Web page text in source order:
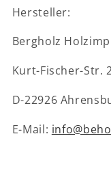
Hersteller:
Bergholz
Kurt-Fischer-Str.
D-22926
E-Mail: